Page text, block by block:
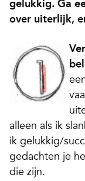
gelukkig. Ga
over uiterlijk,
alleen als ik
ik gelukkig/
gedachten je
die zijn.